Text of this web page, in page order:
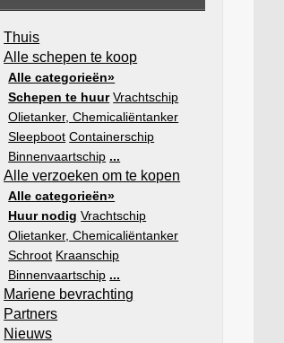
Thuis
Alle schepen te koop
Alle categorieën»
Schepen te huur Vrachtschip
Olietanker, Chemicaliëntanker
Sleepboot Containerschip
Binnenvaartschip ...
Alle verzoeken om te kopen
Alle categorieën»
Huur nodig Vrachtschip
Olietanker, Chemicaliëntanker
Schroot Kraanschip
Binnenvaartschip ...
Mariene bevrachting
Partners
Nieuws